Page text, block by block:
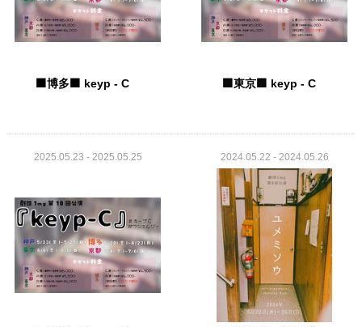
🟧博多🟧 keyp - C 🟩東京🟩 keyp - C
2025.05.23 - 2025.05.25 2024.05.22 - 2024.05.26